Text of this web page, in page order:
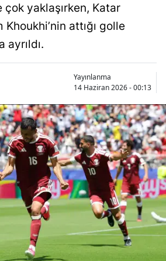
yaklaşırken, Katar
attığı golle
ayrıldı.
Yayınlanma
14 Haziran 2026 - 00:13